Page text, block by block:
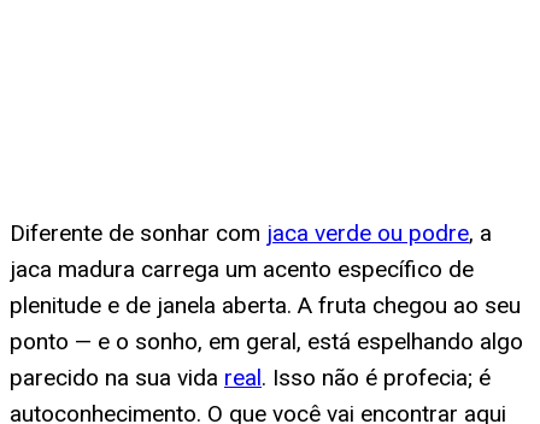
Diferente de sonhar com jaca verde ou podre, a
jaca madura carrega um acento específico de
plenitude e de janela aberta. A fruta chegou ao seu
ponto — e o sonho, em geral, está espelhando algo
parecido na sua vida real. Isso não é profecia; é
autoconhecimento. O que você vai encontrar aqui